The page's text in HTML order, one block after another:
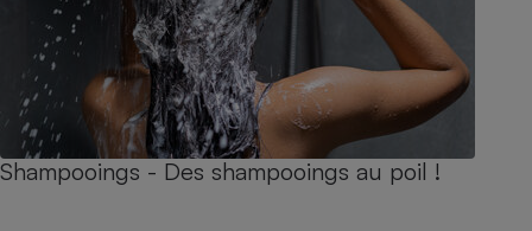
Shampooings - Des shampooings au poil !